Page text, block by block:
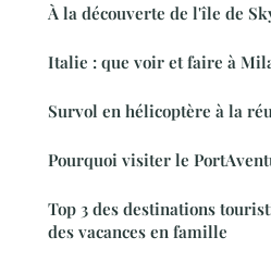
À la découverte de l'île de
Italie : que voir et faire à
Survol en hélicoptère à la
Pourquoi visiter le
Top 3 des destinations
des vacances en famille